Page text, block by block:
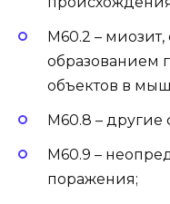
М60.2 –
образованием
объектов в
М60.8 –
М60.9 –
поражения;